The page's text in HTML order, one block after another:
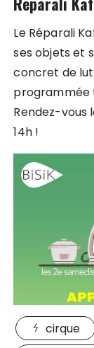
Le Réparali
ses objets et
concret de
programmée
Rendez-vous
14h !
cirque